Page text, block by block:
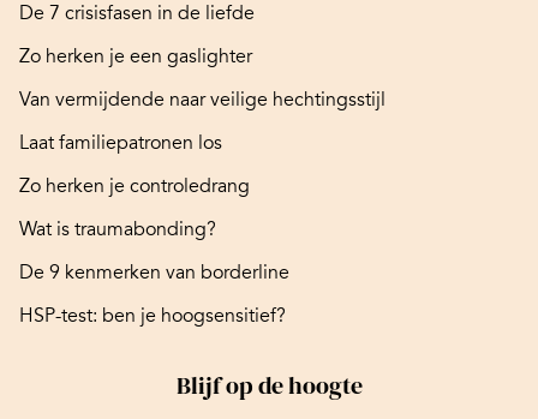
De 7 crisisfasen in de liefde
Zo herken je een gaslighter
Van vermijdende naar veilige hechtingsstijl
Laat familiepatronen los
Zo herken je controledrang
Wat is traumabonding?
De 9 kenmerken van borderline
HSP-test: ben je hoogsensitief?
Blijf op de hoogte